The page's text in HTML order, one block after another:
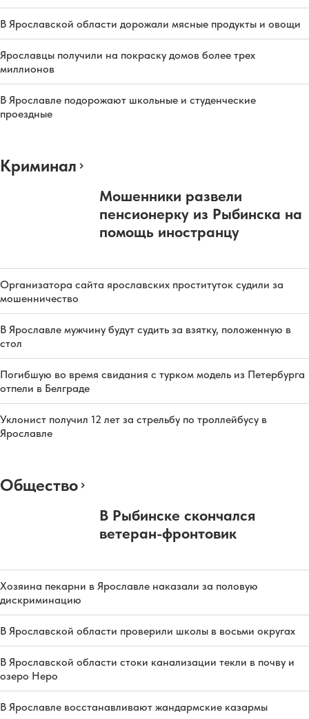
В Ярославской области дорожали мясные продукты и овощи
Ярославцы получили на покраску домов более трех
миллионов
В Ярославле подорожают школьные и студенческие
проездные
Криминал
Мошенники развели
пенсионерку из Рыбинска на
помощь иностранцу
Организатора сайта ярославских проституток судили за
мошенничество
В Ярославле мужчину будут судить за взятку, положенную в
стол
Погибшую во время свидания с турком модель из Петербурга
отпели в Белграде
Уклонист получил 12 лет за стрельбу по троллейбусу в
Ярославле
Общество
В Рыбинске скончался
ветеран-фронтовик
Хозяина пекарни в Ярославле наказали за половую
дискриминацию
В Ярославской области проверили школы в восьми округах
В Ярославской области стоки канализации текли в почву и
озеро Неро
В Ярославле восстанавливают жандармские казармы